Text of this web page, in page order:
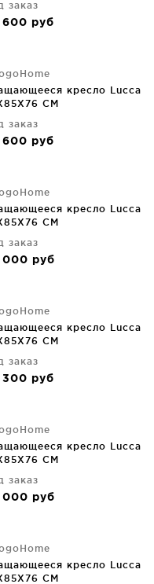
заказ
600 руб
кресло Lucca
CM
заказ
600 руб
кресло Lucca
CM
заказ
000 руб
кресло Lucca
CM
заказ
300 руб
кресло Lucca
CM
заказ
000 руб
кресло Lucca
CM